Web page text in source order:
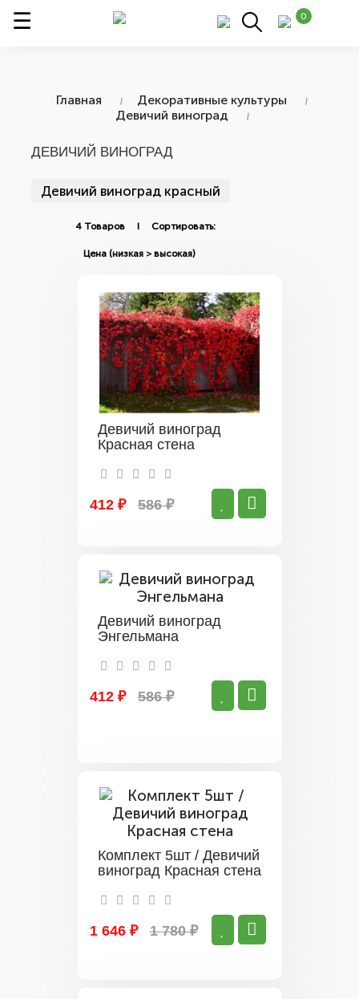
0
Главная
Декоративные культуры
Девичий виноград
ДЕВИЧИЙ ВИНОГРАД
Девичий виноград красный
4 Товаров I Сортировать:
Девичий виноград
Красная стена
412 ₽ 586 ₽
Девичий виноград
Энгельмана
412 ₽ 586 ₽
Комплект 5шт / Девичий
виноград Красная стена
1 646 ₽ 1 780 ₽